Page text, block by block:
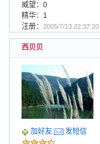
威望：0
精华：1
注册： 2005/7/13 22:37:20
西贝贝
加好友 发短信